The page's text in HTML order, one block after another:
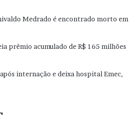
Medrado é encontrado morto em
prêmio acumulado de R$ 165 milhões
internação e deixa hospital Emec,